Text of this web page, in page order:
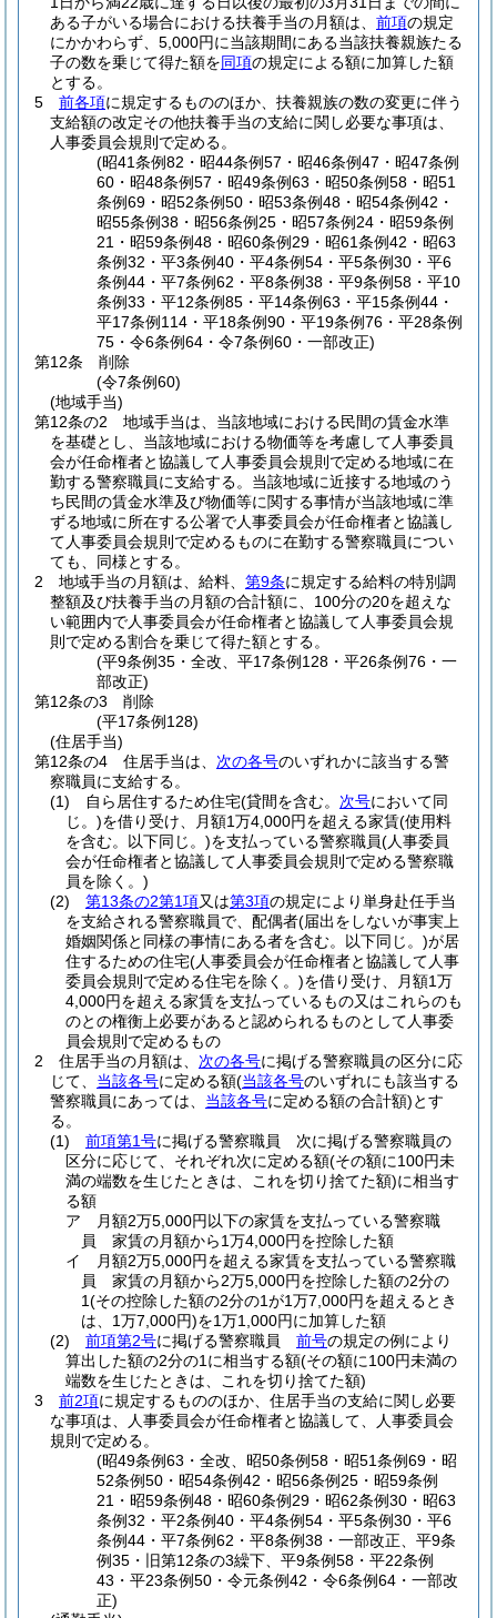
ある子がいる場合における扶養手当の月額は、 前項の規定
にかかわらず、5,000円に当該期間にある当該扶養親族たる
子の数を乗じて得た額を同項の規定による額に加算した額
とする。
5
前各項に規定するもののほか、扶養親族の数の変更に伴う
支給額の改定その他扶養手当の支給に関し必要な事項は、
人事委員会規則で定める。
(昭41条例82・昭44条例57・昭46条例47・昭47条例
60・昭48条例57・昭49条例63・昭50条例58・昭51
条例69・昭52条例50・昭53条例48・昭54条例42・
昭55条例38・昭56条例25・昭57条例24・昭59条例
21・昭59条例48・昭60条例29・昭61条例42・昭63
条例32・平3条例40・平4条例54・平5条例30・平6
条例44・平7条例62・平8条例38・平9条例58・平10
条例33・平12条例85・平14条例63・平15条例44・
平17条例114・平18条例90・平19条例76・平28条例
75・令6条例64・令7条例60・一部改正)
第12条
削除
(令7条例60)
(地域手当)
第12条の2
地域手当は、当該地域における民間の賃金水準
を基礎とし、当該地域における物価等を考慮して人事委員
会が任命権者と協議して人事委員会規則で定める地域に在
勤する警察職員に支給する。 当該地域に近接する地域のう
ち民間の賃金水準及び物価等に関する事情が当該地域に準
ずる地域に所在する公署で人事委員会が任命権者と協議し
て人事委員会規則で定めるものに在勤する警察職員につい
ても、同様とする。
2
地域手当の月額は、給料、 第9条に規定する給料の特別調
整額及び扶養手当の月額の合計額に、100分の20を超えな
い範囲内で人事委員会が任命権者と協議して人事委員会規
則で定める割合を乗じて得た額とする。
(平9条例35・全改、平17条例128・平26条例76・一
部改正)
第12条の3
削除
(平17条例128)
(住居手当)
第12条の4
住居手当は、 次の各号のいずれかに該当する警
察職員に支給する。
(1)
自ら居住するため住宅(貸間を含む。 次号において同
じ。)を借り受け、月額1万4,000円を超える家賃(使用料
を含む。以下同じ。)を支払っている警察職員(人事委員
会が任命権者と協議して人事委員会規則で定める警察職
員を除く。)
(2)
第13条の2第1項又は第3項の規定により単身赴任手当
を支給される警察職員で、配偶者(届出をしないが事実上
婚姻関係と同様の事情にある者を含む。以下同じ。)が居
住するための住宅(人事委員会が任命権者と協議して人事
委員会規則で定める住宅を除く。)を借り受け、月額1万
4,000円を超える家賃を支払っているもの又はこれらのも
のとの権衡上必要があると認められるものとして人事委
員会規則で定めるもの
2
住居手当の月額は、 次の各号に掲げる警察職員の区分に応
じて、 当該各号に定める額(当該各号のいずれにも該当する
警察職員にあっては、 当該各号に定める額の合計額)とす
る。
(1)
前項第1号に掲げる警察職員 次に掲げる警察職員の
区分に応じて、それぞれ次に定める額(その額に100円未
満の端数を生じたときは、これを切り捨てた額)に相当す
る額
ア
月額2万5,000円以下の家賃を支払っている警察職
員 家賃の月額から1万4,000円を控除した額
イ
月額2万5,000円を超える家賃を支払っている警察職
員 家賃の月額から2万5,000円を控除した額の2分の
1(その控除した額の2分の1が1万7,000円を超えるとき
は、1万7,000円)を1万1,000円に加算した額
(2)
前項第2号に掲げる警察職員 前号の規定の例により
算出した額の2分の1に相当する額(その額に100円未満の
端数を生じたときは、これを切り捨てた額)
3
前2項に規定するもののほか、住居手当の支給に関し必要
な事項は、人事委員会が任命権者と協議して、人事委員会
規則で定める。
(昭49条例63・全改、昭50条例58・昭51条例69・昭
52条例50・昭54条例42・昭56条例25・昭59条例
21・昭59条例48・昭60条例29・昭62条例30・昭63
条例32・平2条例40・平4条例54・平5条例30・平6
条例44・平7条例62・平8条例38・一部改正、平9条
例35・旧第12条の3繰下、平9条例58・平22条例
43・平23条例50・令元条例42・令6条例64・一部改
正)